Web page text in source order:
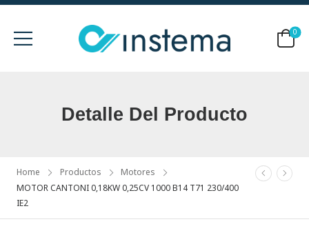
0
Detalle Del Producto
Home Productos
Motores
MOTOR CANTONI 0,18KW 0,25CV 1000 B14 T71 230/400
IE2